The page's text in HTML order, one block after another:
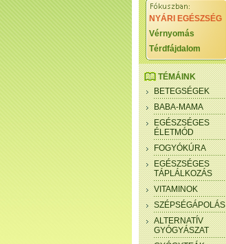
NYÁRI EGÉSZSÉG
Vérnyomás
Térdfájdalom
TÉMÁINK
BETEGSÉGEK
BABA-MAMA
EGÉSZSÉGES
ÉLETMÓD
FOGYÓKÚRA
EGÉSZSÉGES
TÁPLÁLKOZÁS
VITAMINOK
SZÉPSÉGÁPOLÁS
ALTERNATÍV
GYÓGYÁSZAT